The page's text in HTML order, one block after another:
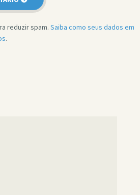
reduzir spam. Saiba como seus dados em
.